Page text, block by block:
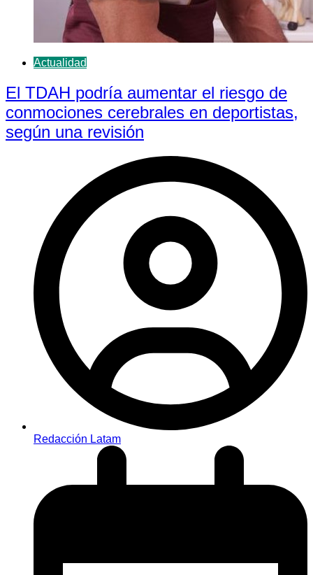
Actualidad
El TDAH podría aumentar el riesgo de
conmociones cerebrales en deportistas,
según una revisión
Redacción Latam